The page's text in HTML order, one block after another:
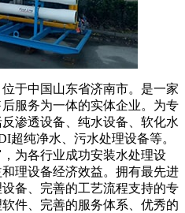
于中国山东省济南市。是一家
服务为一体的实体企业。为专
渗透设备、纯水设备、软化水
超纯净水、污水处理设备等。
为各行业成功安装水处理设
理设备经济效益。拥有最先进
备、完善的工艺流程支持的专
件、完善的服务体系、优秀的